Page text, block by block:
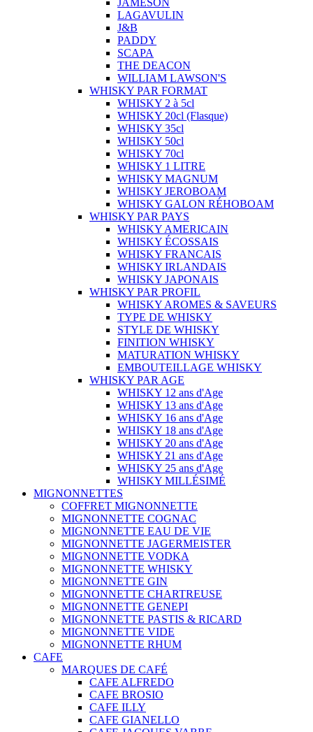
LAGAVULIN
J&B
PADDY
SCAPA
THE DEACON
WILLIAM LAWSON'S
WHISKY PAR FORMAT
WHISKY 2 à 5cl
WHISKY 20cl (Flasque)
WHISKY 35cl
WHISKY 50cl
WHISKY 70cl
WHISKY 1 LITRE
WHISKY MAGNUM
WHISKY JEROBOAM
WHISKY GALON RÉHOBOAM
WHISKY PAR PAYS
WHISKY AMERICAIN
WHISKY ÉCOSSAIS
WHISKY FRANCAIS
WHISKY IRLANDAIS
WHISKY JAPONAIS
WHISKY PAR PROFIL
WHISKY AROMES & SAVEURS
TYPE DE WHISKY
STYLE DE WHISKY
FINITION WHISKY
MATURATION WHISKY
EMBOUTEILLAGE WHISKY
WHISKY PAR AGE
WHISKY 12 ans d'Age
WHISKY 13 ans d'Age
WHISKY 16 ans d'Age
WHISKY 18 ans d'Age
WHISKY 20 ans d'Age
WHISKY 21 ans d'Age
WHISKY 25 ans d'Age
WHISKY MILLÉSIMÉ
MIGNONNETTES
COFFRET MIGNONNETTE
MIGNONNETTE COGNAC
MIGNONNETTE EAU DE VIE
MIGNONNETTE JAGERMEISTER
MIGNONNETTE VODKA
MIGNONNETTE WHISKY
MIGNONNETTE GIN
MIGNONNETTE CHARTREUSE
MIGNONNETTE GENEPI
MIGNONNETTE PASTIS & RICARD
MIGNONNETTE VIDE
MIGNONNETTE RHUM
CAFE
MARQUES DE CAFÉ
CAFE ALFREDO
CAFE BROSIO
CAFE ILLY
CAFE GIANELLO